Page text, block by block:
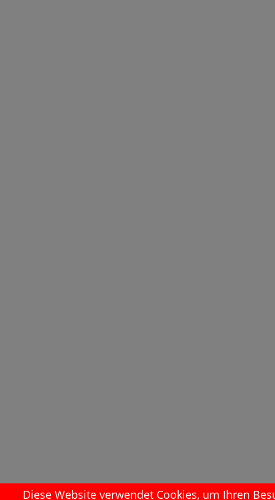
Diese Website verwendet Cookies, um Ihren